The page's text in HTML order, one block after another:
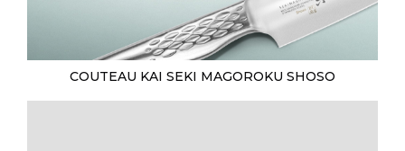
COUTEAU KAI SEKI MAGOROKU SHOSO